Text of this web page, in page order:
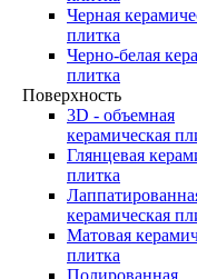
Черная
плитка
Черно-белая
плитка
Поверхность
3D - объемная
керамическая
Глянцевая
плитка
керамическая
Матовая
плитка
Полированная